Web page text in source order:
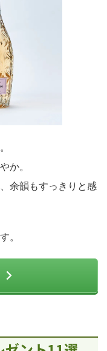
か。
余韻もすっきりと感
。